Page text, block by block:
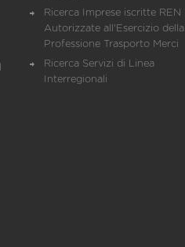
Ricerca Imprese iscritte REN
Autorizzate all'Esercizio della
Professione Trasporto Merci
Ricerca Servizi di Linea
Interregionali